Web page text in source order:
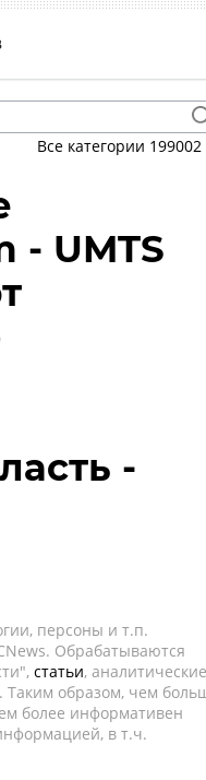
Все категории 199002
- UMTS
-
персоны и т.п.
Обрабатываются
статьи, аналитические
Таким образом, чем
более информативен
в т.ч.